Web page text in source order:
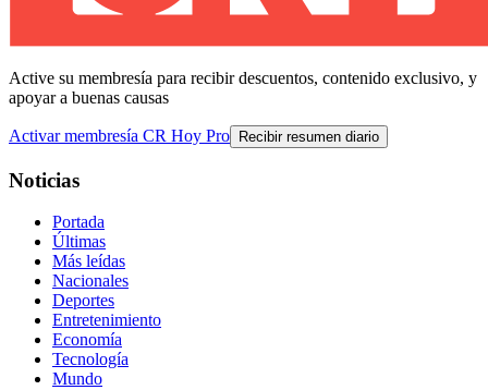
Active su membresía para recibir descuentos, contenido exclusivo, y
apoyar a buenas causas
Activar membresía CR Hoy Pro Recibir resumen diario
Noticias
Portada
Últimas
Más leídas
Nacionales
Deportes
Entretenimiento
Economía
Tecnología
Mundo